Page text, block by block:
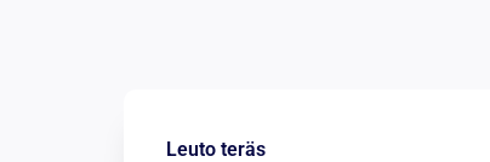
Leuto teräs